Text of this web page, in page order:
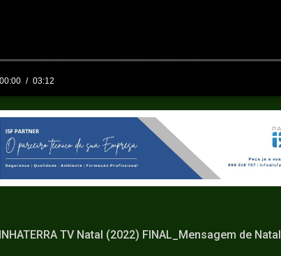
00:00 03:12
TV Natal (2022) FINAL_Mensagem de Natal